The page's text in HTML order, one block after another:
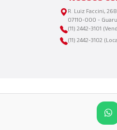
R. Luiz Faccini,
07110-000 -
(11) 2442-3101
(11) 2442-3102
©2025 Copyright - Aliança Imóveis
45.989.530/0001-42 | Todos os